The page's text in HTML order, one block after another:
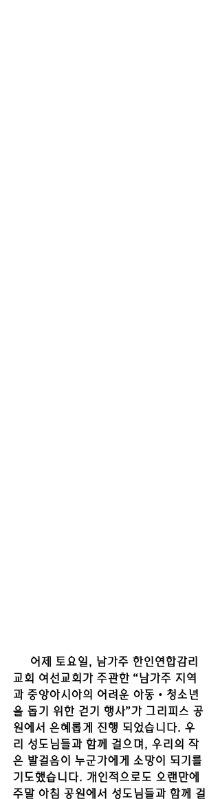
어제 토요일, 남가주 한인연합감리
교회 여선교회가 주관한 “남가주 지역
과 중앙아시아의 어려운 아동‧청소년
을 돕기 위한 걷기 행사”가 그리피스 공
원에서 은혜롭게 진행 되었습니다. 우
리 성도님들과 함께 걸으며, 우리의 작
은 발걸음이 누군가에게 소망이 되기를
기도했습니다. 개인적으로도 오랜만에
주말 아침 공원에서 성도님들과 함께 걸